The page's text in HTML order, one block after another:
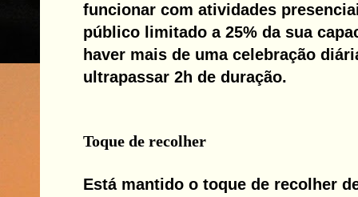
funcionar com atividades
público limitado a 25% da sua
haver mais de uma celebração
ultrapassar 2h de duração.
Toque de recolher
Está mantido o toque de recolher